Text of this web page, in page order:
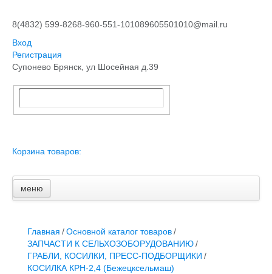
8(4832) 599-8268-960-551-101089605501010@mail.ru
Вход
Регистрация
Супонево Брянск, ул Шосейная д.39
Корзина товаров:
меню
Главная
ЗАПЧАСТИ К АВТОТРАКТОРНОЙ ТЕХНИКЕ
СТАРТЕРЫ, ГЕНЕРАТОРЫ
АККУМУЛЯТОРЫ,РЕМНИ,МАНЖЕТЫ, РВД И ДРУГОЕ
ЗАПЧАСТИ К СЕЛЬХОЗОБОРУДОВАНИЮ
Главная /Основной каталог товаров/
ЗАПЧАСТИ К СЕЛЬХОЗОБОРУДОВАНИЮ/
ГРАБЛИ, КОСИЛКИ, ПРЕСС-ПОДБОРЩИКИ /
КОСИЛКА КРН-2,4 (Бежецксельмаш)